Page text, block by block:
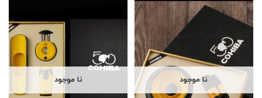
نا موجود نا موجود